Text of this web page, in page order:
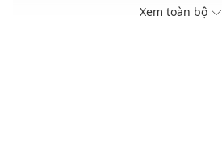
trang phục và phụ kiện.Xem toàn bộ